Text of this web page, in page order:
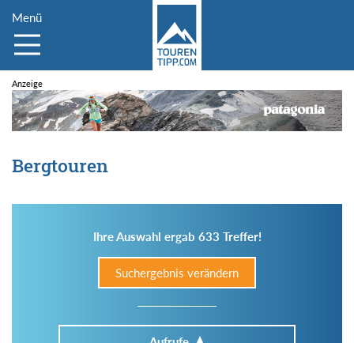
Menü
Bergtouren
Ihre Auswahl ergab 633 Treffer!
Suchergebnis verändern